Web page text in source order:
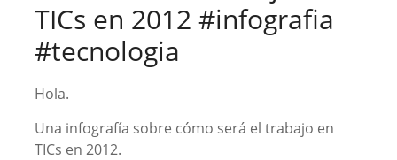
TICs en 2012 #infografia
#tecnologia
Hola.
Una infografía sobre cómo será el trabajo en
TICs en 2012.